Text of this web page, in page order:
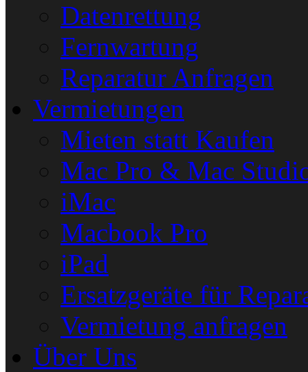
Datenrettung
Fernwartung
Reparatur Anfragen
Vermietungen
Mieten statt Kaufen
Mac Pro & Mac
iMac
Macbook Pro
iPad
Ersatzgeräte für
Vermietung anfragen
Über Uns